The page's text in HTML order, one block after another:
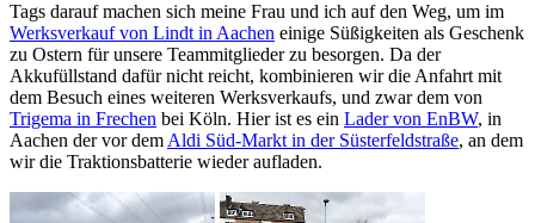
Tags darauf machen sich meine Frau und ich auf den Weg, um im
Werksverkauf von Lindt in Aachen einige Süßigkeiten als Geschenk
zu Ostern für unsere Teammitglieder zu besorgen. Da der
Akkufüllstand dafür nicht reicht, kombinieren wir die Anfahrt mit
dem Besuch eines weiteren Werksverkaufs, und zwar dem von
Trigema in Frechen bei Köln. Hier ist es ein Lader von EnBW, in
Aachen der vor dem Aldi Süd-Markt in der Süsterfeldstraße, an dem
wir die Traktionsbatterie wieder aufladen.